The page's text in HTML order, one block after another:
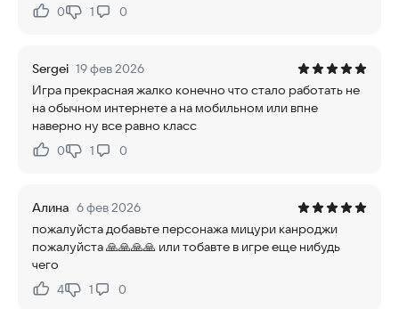
Нравится:
0Не нравится:
1 0
Sergei 19 фев 2026
Игра прекрасная жалко конечно что стало работать не
на обычном интернете а на мобильном или впне
наверно ну все равно класс
Нравится:
0Не нравится:
1 0
Алина 6 фев 2026
пожалуйста добавьте персонажа мицури канроджи
пожалуйста 🙏🙏🙏🙏 или тобавте в игре еще нибудь
чего
Нравится:
4Не нравится:
1 0